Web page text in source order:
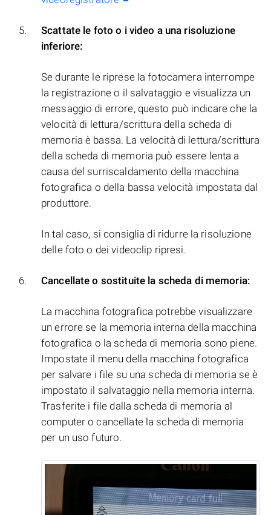
Scattate le foto o i video a una risoluzione
inferiore:
Se durante le riprese la fotocamera interrompe
la registrazione o il salvataggio e visualizza un
messaggio di errore, questo può indicare che la
velocità di lettura/scrittura della scheda di
memoria è bassa. La velocità di lettura/scrittura
della scheda di memoria può essere lenta a
causa del surriscaldamento della macchina
fotografica o della bassa velocità impostata dal
produttore.
In tal caso, si consiglia di ridurre la risoluzione
delle foto o dei videoclip ripresi.
Cancellate o sostituite la scheda di memoria:
La macchina fotografica potrebbe visualizzare
un errore se la memoria interna della macchina
fotografica o la scheda di memoria sono piene.
Impostate il menu della macchina fotografica
per salvare i file su una scheda di memoria se è
impostato il salvataggio nella memoria interna.
Trasferite i file dalla scheda di memoria al
computer o cancellate la scheda di memoria
per un uso futuro.